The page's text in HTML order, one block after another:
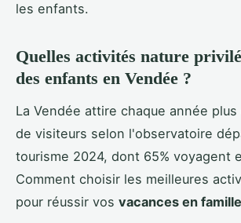
les enfants.
Quelles activités nature
des enfants en Vendée ?
La Vendée attire chaque année
de visiteurs selon l'observatoire
tourisme 2024, dont 65% voyagent
Comment choisir les meilleures
pour réussir vos vacances en